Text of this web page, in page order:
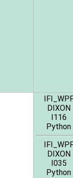
DIXON
I116
Python
DIXON
I035
Python